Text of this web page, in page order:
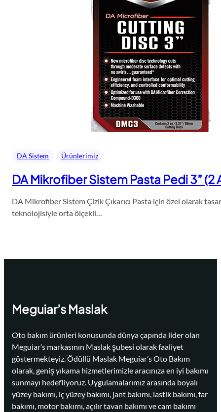
DA Sistem Ürünlerimiz
DA Mikrofiber Sistem Pasta Pedi 3” (2
DA Mikrofiber Sistem Çizik Çıkarıcı Pasta için özel olarak
teknolojisiyle orta ölçekli…
Meguiar’s Maslak
Oto bakım ürünleri konusunda dünya çapında lider olan
Meguiar’s markasının Maslak şubesi olarak faaliyet
göstermekteyiz. Ödüllü Maslak Meguiar’s Oto Bakım
olarak, geniş yıkama hizmetlerimizle aracınıza en iyi bakımı
sunmayı hedefliyoruz. Uygulamalarımız arasında boyalı
yüzey bakımı, iç yüzey bakımı, jant bakımı, lastik bakımı, far
bakımı, motor bakımı, açılır tavan bakımı ve cam bakımı